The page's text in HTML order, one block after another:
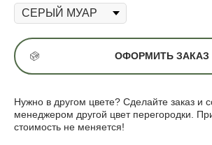
ОФОРМИТЬ ЗАКАЗ
Нужно в другом цвете? Сделайте заказ и
менеджером другой цвет перегородки.
стоимость не меняется!